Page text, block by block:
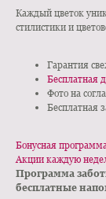
Каждый цветок
стилистики и
Гарантия
Бесплатная
Фото на
Бесплатная
Бонусная
Акции каждую
Программа
бесплатные